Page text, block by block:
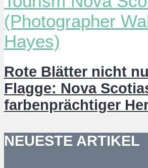
Rote Blätter nicht
Flagge: Nova
farbenprächtiger
NEUESTE ARTIKEL